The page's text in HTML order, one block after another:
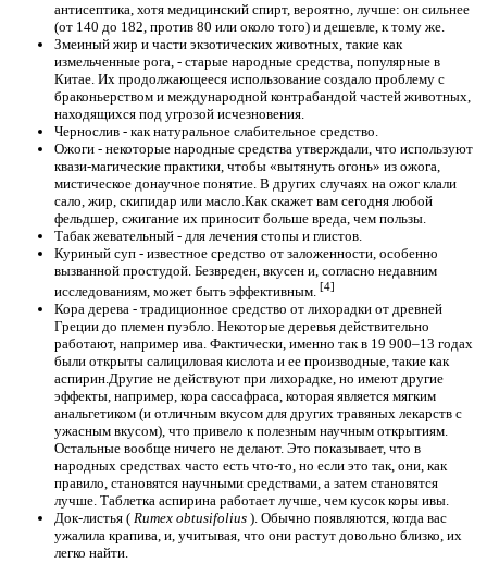
антисептика, хотя медицинский спирт, вероятно, лучше: он сильнее
(от 140 до 182, против 80 или около того) и дешевле, к тому же.
Змеиный жир и части экзотических животных, такие как
измельченные рога, - старые народные средства, популярные в
Китае. Их продолжающееся использование создало проблему с
браконьерством и международной контрабандой частей животных,
находящихся под угрозой исчезновения.
Чернослив - как натуральное слабительное средство.
Ожоги - некоторые народные средства утверждали, что используют
квази-магические практики, чтобы «вытянуть огонь» из ожога,
мистическое донаучное понятие. В других случаях на ожог клали
сало, жир, скипидар или масло.Как скажет вам сегодня любой
фельдшер, сжигание их приносит больше вреда, чем пользы.
Табак жевательный - для лечения стопы и глистов.
Куриный суп - известное средство от заложенности, особенно
вызванной простудой. Безвреден, вкусен и, согласно недавним
исследованиям, может быть эффективным. [4]
Кора дерева - традиционное средство от лихорадки от древней
Греции до племен пуэбло. Некоторые деревья действительно
работают, например ива. Фактически, именно так в 19 900–13 годах
были открыты салициловая кислота и ее производные, такие как
аспирин.Другие не действуют при лихорадке, но имеют другие
эффекты, например, кора сассафраса, которая является мягким
анальгетиком (и отличным вкусом для других травяных лекарств с
ужасным вкусом), что привело к полезным научным открытиям.
Остальные вообще ничего не делают. Это показывает, что в
народных средствах часто есть что-то, но если это так, они, как
правило, становятся научными средствами, а затем становятся
лучше. Таблетка аспирина работает лучше, чем кусок коры ивы.
Док-листья ( Rumex obtusifolius ). Обычно появляются, когда вас
ужалила крапива, и, учитывая, что они растут довольно близко, их
легко найти.